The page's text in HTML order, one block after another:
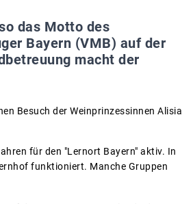
das Motto des
Bayern (VMB) auf der
macht der
Besuch der Weinprinzessinnen Alisia
für den "Lernort Bayern" aktiv. In
funktioniert. Manche Gruppen